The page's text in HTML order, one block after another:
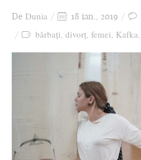
De Dunia 18 ian., 2019
bărbați divorț femei Kafka